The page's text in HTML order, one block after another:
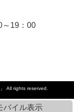
～19：00
All rights reserved.
バイル表示